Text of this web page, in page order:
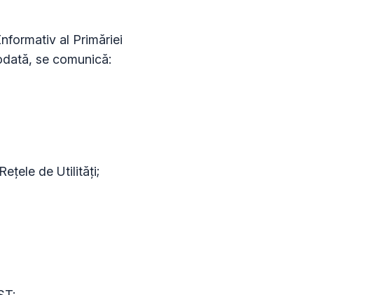
al Primăriei
se comunică:
de Utilități;